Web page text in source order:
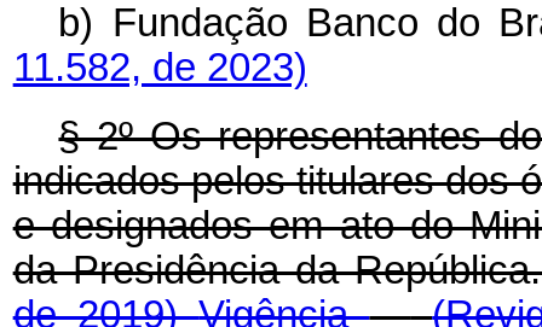
b) Fundação Banco
11.582, de 2023)
§ 2º Os representantes
indicados pelos titulares dos
e designados em ato do
da Presidência da
de 2019)Vigência